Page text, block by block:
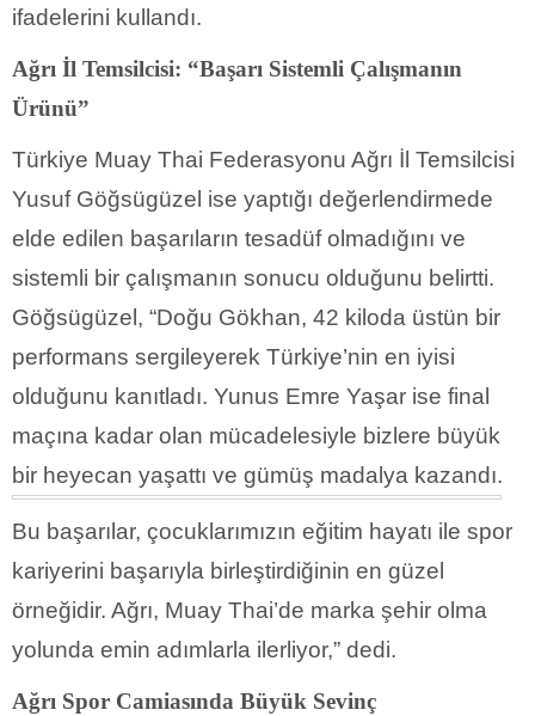
ifadelerini kullandı.
Ağrı İl Temsilcisi: “Başarı Sistemli Çalışmanın
Ürünü”
Türkiye Muay Thai Federasyonu Ağrı İl Temsilcisi
Yusuf Göğsügüzel ise yaptığı değerlendirmede
elde edilen başarıların tesadüf olmadığını ve
sistemli bir çalışmanın sonucu olduğunu belirtti.
Göğsügüzel, “Doğu Gökhan, 42 kiloda üstün bir
performans sergileyerek Türkiye’nin en iyisi
olduğunu kanıtladı. Yunus Emre Yaşar ise final
maçına kadar olan mücadelesiyle bizlere büyük
bir heyecan yaşattı ve gümüş madalya kazandı.
Bu başarılar, çocuklarımızın eğitim hayatı ile spor
kariyerini başarıyla birleştirdiğinin en güzel
örneğidir. Ağrı, Muay Thai’de marka şehir olma
yolunda emin adımlarla ilerliyor,” dedi.
Ağrı Spor Camiasında Büyük Sevinç